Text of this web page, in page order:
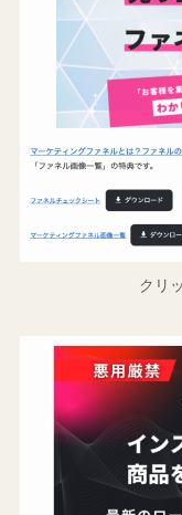
クリ